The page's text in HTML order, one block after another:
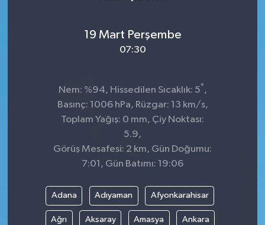
19 Mart Perşembe
07:30
Nem: %94, Hissedilen Sıcaklık: 5° ,
Basınç: 1006 hPa, Rüzgar: 13 km/s,
Toplam Yağış: 0 mm, Çiy Noktası:
5.9,
Görüş Mesafesi: 2 km, Gün Doğumu:
7:01, Gün Batımı: 19:06
Adana Adıyaman Afyonkarahisar
Ağrı Aksaray Amasya Ankara